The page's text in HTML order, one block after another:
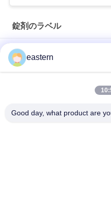
錠剤のラベル
シアリス タダラフィル 100mg
SS-31 強い粘着剤 ペンチド 錠
光沢のあるBiomexの実験室
eastern
Good day, what product are